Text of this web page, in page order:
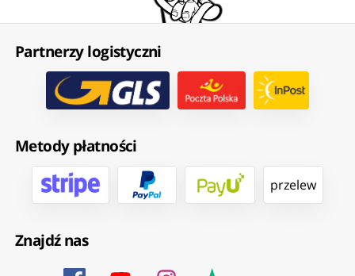
Partnerzy logistyczni
Metody płatności
przelew
Znajdź nas